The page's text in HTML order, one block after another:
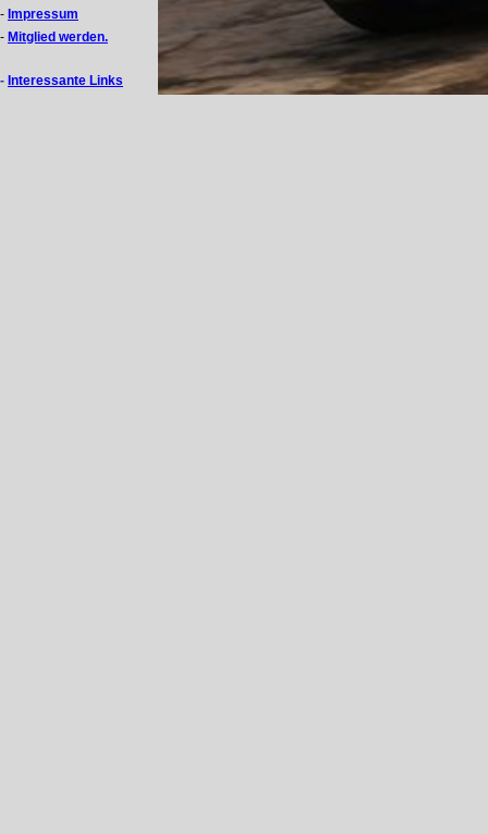
- Impressum
- Mitglied werden.
- Interessante Links